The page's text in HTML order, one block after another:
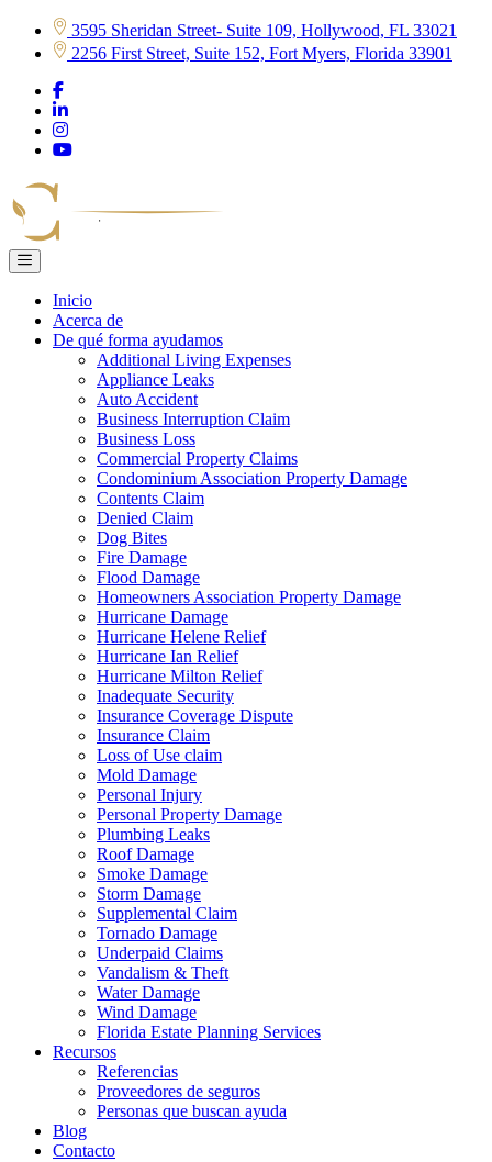
Skip
3595 Sheridan Street- Suite 109, Hollywood, FL 33021
2256 First Street, Suite 152, Fort Myers, Florida 33901
Inicio
Acerca de
De qué forma ayudamos
Additional Living Expenses
Appliance Leaks
Auto Accident
Business Interruption Claim
Business Loss
Commercial Property Claims
Condominium Association Property Damage
Contents Claim
Denied Claim
Dog Bites
Fire Damage
Flood Damage
Homeowners Association Property Damage
Hurricane Damage
Hurricane Helene Relief
Hurricane Ian Relief
Hurricane Milton Relief
Inadequate Security
Insurance Coverage Dispute
Insurance Claim
Loss of Use claim
Mold Damage
Personal Injury
Personal Property Damage
Plumbing Leaks
Roof Damage
Smoke Damage
Storm Damage
Supplemental Claim
Tornado Damage
Underpaid Claims
Vandalism & Theft
Water Damage
Wind Damage
Florida Estate Planning Services
Recursos
Referencias
Proveedores de seguros
Personas que buscan ayuda
Blog
Contacto